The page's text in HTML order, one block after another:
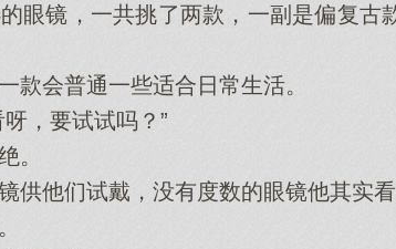
镜，一共挑了两款，一副是偏复古
会普通一些适合日常生活。
，要试试吗？”
。
他们试戴，没有度数的眼镜他其实看